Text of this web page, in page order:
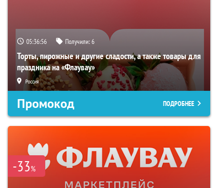
05:36:55 Получили:6
Торты, пирожные и другие сладости, а также товары для
праздника на «Флаувау»
Россия
Промокод ПОДРОБНЕЕ
-33%